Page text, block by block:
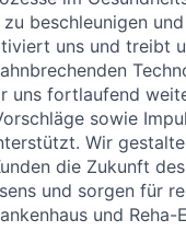
beschleunigen
uns und treibt
uns fortlaufend
sowie
Wir
die Zukunft
und sorgen für
und Reha-